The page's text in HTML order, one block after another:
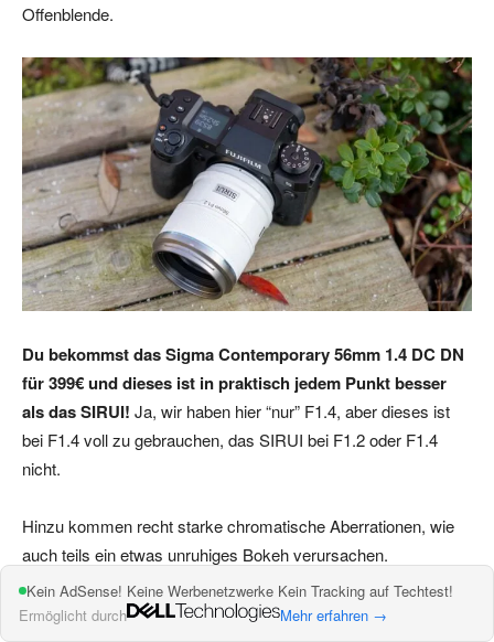
Offenblende.
Du bekommst das Sigma Contemporary 56mm 1.4 DC DN
für 399€ und dieses ist in praktisch jedem Punkt besser
als das SIRUI! Ja, wir haben hier “nur” F1.4, aber dieses ist
bei F1.4 voll zu gebrauchen, das SIRUI bei F1.2 oder F1.4
nicht.
Hinzu kommen recht starke chromatische Aberrationen, wie
auch teils ein etwas unruhiges Bokeh verursachen.
Aber auch nicht alles ist schlecht. Der Autofokus ist Ok. Nicht
Kein AdSense! Keine Werbenetzwerke Kein Tracking auf Techtest!
Ermöglicht durch
Mehr erfahren →